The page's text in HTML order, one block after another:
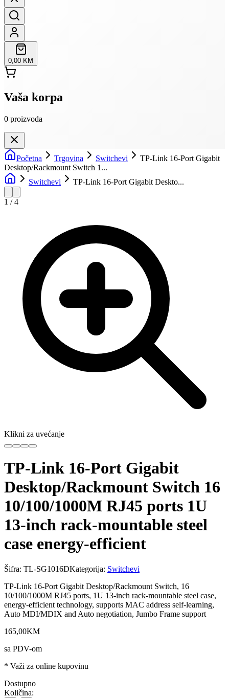
0,00 KM
Vaša korpa
0 proizvoda
Početna Trgovina Switchevi
TP-Link 16-Port Gigabit
Desktop/Rackmount Switch 1...
Switchevi
TP-Link 16-Port Gigabit Deskto...
1 /4
Klikni za uvećanje
TP-Link 16-Port Gigabit
Desktop/Rackmount Switch 16
10/100/1000M RJ45 ports 1U
13-inch rack-mountable steel
case energy-efficient
Šifra: TL-SG1016DKategorija: Switchevi
TP-Link 16-Port Gigabit Desktop/Rackmount Switch, 16
10/100/1000M RJ45 ports, 1U 13-inch rack-mountable steel case,
energy-efficient technology, supports MAC address self-learning,
Auto MDI/MDIX and Auto negotiation, Jumbo Frame support
165,00KM
sa PDV-om
* Važi za online kupovinu
Dostupno
Količina: